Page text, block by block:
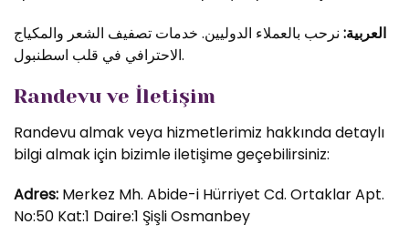
العربية: نرحب بالعملاء الدوليين. خدمات تصفيف الشعر والمكياج
الاحترافي في قلب اسطنبول.
Randevu ve İletişim
Randevu almak veya hizmetlerimiz hakkında detaylı
bilgi almak için bizimle iletişime geçebilirsiniz:
Adres: Merkez Mh. Abide-i Hürriyet Cd. Ortaklar Apt.
No:50 Kat:1 Daire:1 Şişli Osmanbey